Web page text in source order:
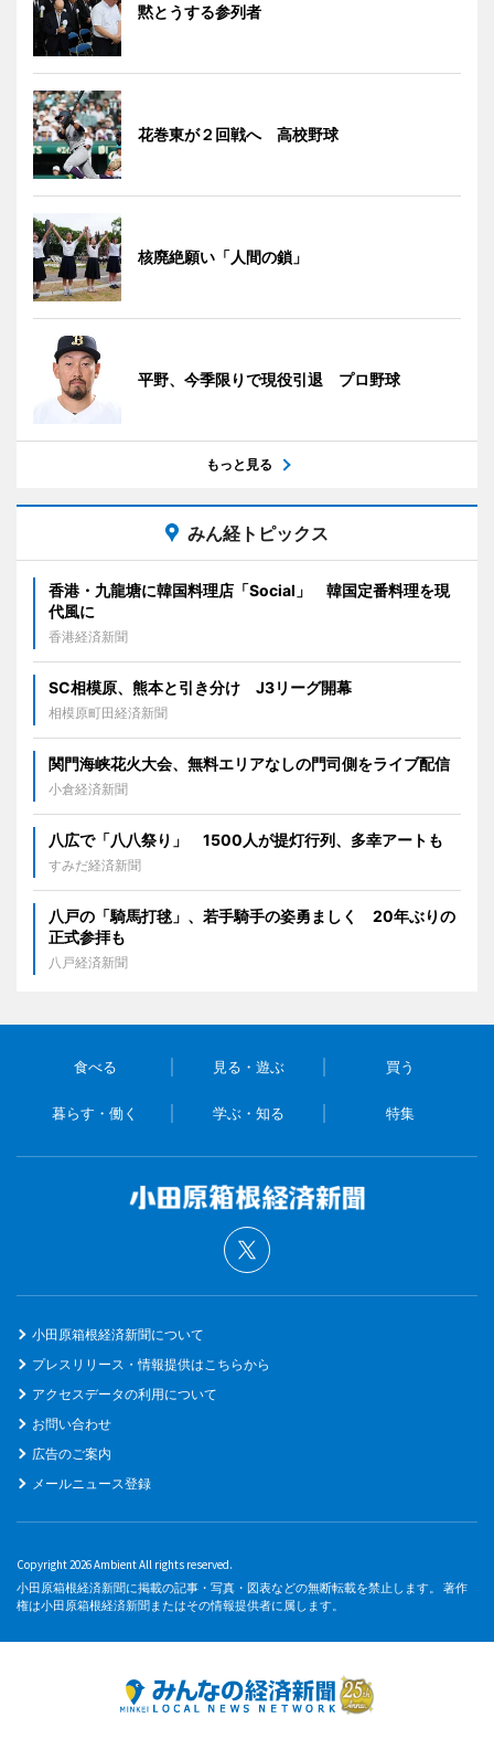
黙とうする参列者
花巻東が２回戦へ 高校野球
核廃絶願い「人間の鎖」
平野、今季限りで現役引退 プロ野球
もっと見る
みん経トピックス
香港・九龍塘に韓国料理店「Social」 韓国定番料理を現
代風に
香港経済新聞
SC相模原、熊本と引き分け J3リーグ開幕
相模原町田経済新聞
関門海峡花火大会、無料エリアなしの門司側をライブ配信
小倉経済新聞
八広で「八八祭り」 1500人が提灯行列、多幸アートも
すみだ経済新聞
八戸の「騎馬打毬」、若手騎手の姿勇ましく 20年ぶりの
正式参拝も
八戸経済新聞
食べる 見る・遊ぶ 買う
暮らす・働く 学ぶ・知る 特集
小田原箱根経済新聞について
プレスリリース・情報提供はこちらから
アクセスデータの利用について
お問い合わせ
広告のご案内
メールニュース登録
Copyright 2026 Ambient All rights reserved.
小田原箱根経済新聞に掲載の記事・写真・図表などの無断転載を禁止します。 著作
権は小田原箱根経済新聞またはその情報提供者に属します。